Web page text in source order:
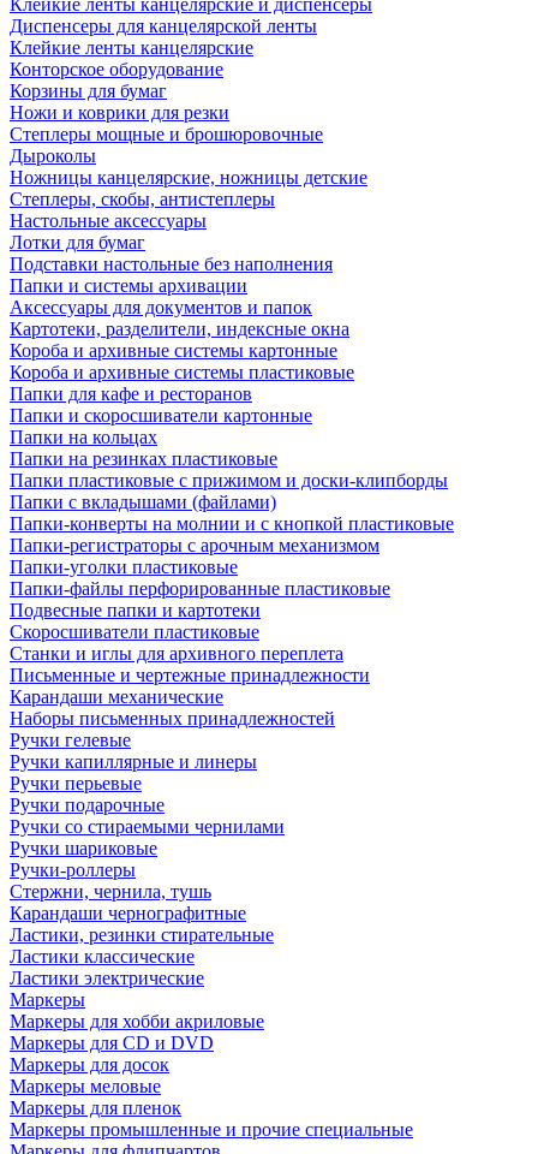
Клейкие ленты канцелярские и диспенсеры
Диспенсеры для канцелярской ленты
Клейкие ленты канцелярские
Конторское оборудование
Корзины для бумаг
Ножи и коврики для резки
Степлеры мощные и брошюровочные
Дыроколы
Ножницы канцелярские, ножницы детские
Степлеры, скобы, антистеплеры
Настольные аксессуары
Лотки для бумаг
Подставки настольные без наполнения
Папки и системы архивации
Аксессуары для документов и папок
Картотеки, разделители, индексные окна
Короба и архивные системы картонные
Короба и архивные системы пластиковые
Папки для кафе и ресторанов
Папки и скоросшиватели картонные
Папки на кольцах
Папки на резинках пластиковые
Папки пластиковые с прижимом и доски-клипборды
Папки с вкладышами (файлами)
Папки-конверты на молнии и с кнопкой пластиковые
Папки-регистраторы с арочным механизмом
Папки-уголки пластиковые
Папки-файлы перфорированные пластиковые
Подвесные папки и картотеки
Скоросшиватели пластиковые
Станки и иглы для архивного переплета
Письменные и чертежные принадлежности
Карандаши механические
Наборы письменных принадлежностей
Ручки гелевые
Ручки капиллярные и линеры
Ручки перьевые
Ручки подарочные
Ручки со стираемыми чернилами
Ручки шариковые
Ручки-роллеры
Стержни, чернила, тушь
Карандаши чернографитные
Ластики, резинки стирательные
Ластики классические
Ластики электрические
Маркеры
Маркеры для хобби акриловые
Маркеры для CD и DVD
Маркеры для досок
Маркеры меловые
Маркеры для пленок
Маркеры промышленные и прочие специальные